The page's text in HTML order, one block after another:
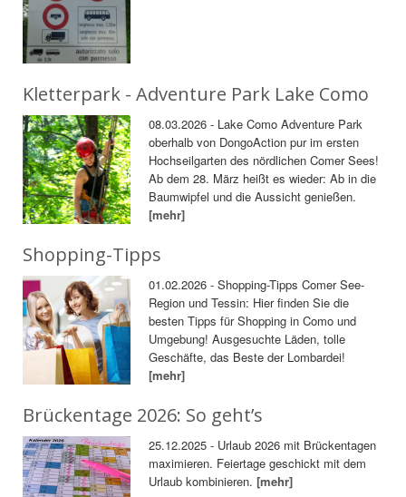
Kletterpark - Adventure Park Lake Como
08.03.2026 - Lake Como Adventure Park
oberhalb von DongoAction pur im ersten
Hochseilgarten des nördlichen Comer Sees!
Ab dem 28. März heißt es wieder: Ab in die
Baumwipfel und die Aussicht genießen.
[mehr]
Shopping-Tipps
01.02.2026 - Shopping-Tipps Comer See-
Region und Tessin: Hier finden Sie die
besten Tipps für Shopping in Como und
Umgebung! Ausgesuchte Läden, tolle
Geschäfte, das Beste der Lombardei!
[mehr]
Brückentage 2026: So geht’s
25.12.2025 - Urlaub 2026 mit Brückentagen
maximieren. Feiertage geschickt mit dem
Urlaub kombinieren.[mehr]